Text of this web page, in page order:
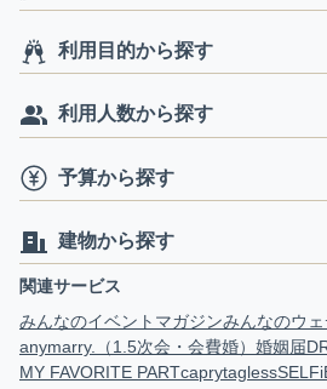
利用目的から探す
利用人数から探す
予算から探す
建物から探す
関連サービス
みんなのイベントマガジンみんなのウ
anymarry.（1.5次会・会費婚） 婚姻届
MY FAVORITE PARTcaprytagless